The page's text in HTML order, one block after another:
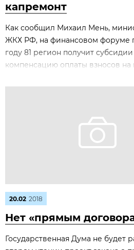
капремонт
Как сообщил Михаил Мень,
ЖКХ РФ, на финансовом форуме
году 81 регион получит
компенсацию оплаты взносов на
20.02 2018
Нет «прямым
Государственная Дума не будет